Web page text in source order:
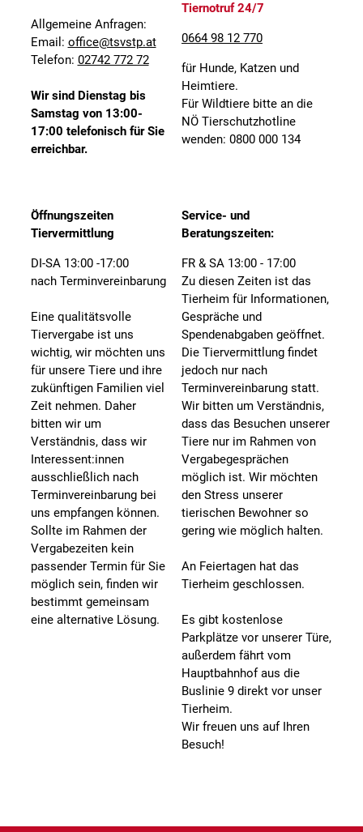
Allgemeine Anfragen:
Email: office@tsvstp.at
Telefon: 02742 772 72
Wir sind Dienstag bis
Samstag von 13:00-
17:00 telefonisch für Sie
erreichbar.
Tiernotruf 24/7
0664 98 12 770
für Hunde, Katzen und
Heimtiere.
Für Wildtiere bitte an die
NÖ Tierschutzhotline
wenden: 0800 000 134
Öffnungszeiten
Tiervermittlung
DI-SA 13:00 -17:00
nach Terminvereinbarung
Eine qualitätsvolle
Tiervergabe ist uns
wichtig, wir möchten uns
für unsere Tiere und ihre
zukünftigen Familien viel
Zeit nehmen. Daher
bitten wir um
Verständnis, dass wir
Interessent:innen
ausschließlich nach
Terminvereinbarung bei
uns empfangen können.
Sollte im Rahmen der
Vergabezeiten kein
passender Termin für Sie
möglich sein, finden wir
bestimmt gemeinsam
eine alternative Lösung.
Service- und
Beratungszeiten:
FR & SA 13:00 - 17:00
Zu diesen Zeiten ist das
Tierheim für Informationen,
Gespräche und
Spendenabgaben geöffnet.
Die Tiervermittlung findet
jedoch nur nach
Terminvereinbarung statt.
Wir bitten um Verständnis,
dass das Besuchen unserer
Tiere nur im Rahmen von
Vergabegesprächen
möglich ist. Wir möchten
den Stress unserer
tierischen Bewohner so
gering wie möglich halten.
An Feiertagen hat das
Tierheim geschlossen.
Es gibt kostenlose
Parkplätze vor unserer Türe,
außerdem fährt vom
Hauptbahnhof aus die
Buslinie 9 direkt vor unser
Tierheim.
Wir freuen uns auf Ihren
Besuch!